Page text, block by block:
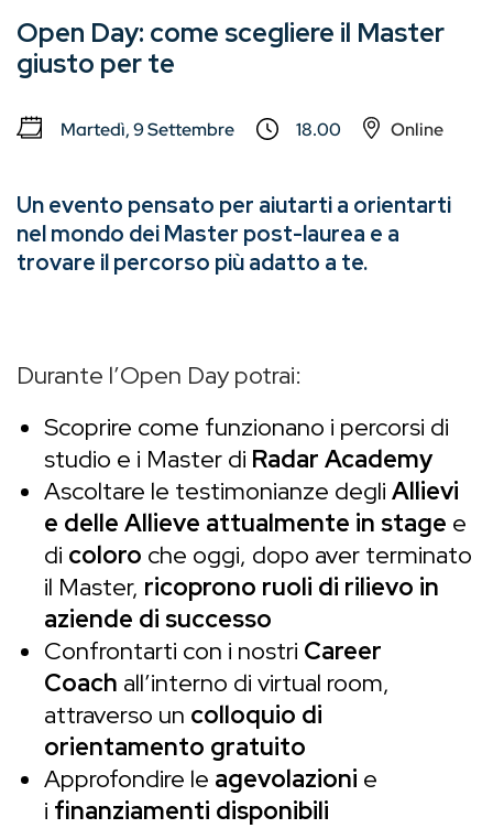
Open Day: come scegliere il Master
giusto per te
Martedì, 9 Settembre 18.00 Online
Un evento pensato per aiutarti a orientarti
nel mondo dei Master post-laurea e a
trovare il percorso più adatto a te.
Durante l’Open Day potrai:
Scoprire come funzionano i percorsi di
studio e i Master di Radar Academy
Ascoltare le testimonianze degli Allievi
e delle Allieve attualmente in stage e
di coloro che oggi, dopo aver terminato
il Master, ricoprono ruoli di rilievo in
aziende di successo
Confrontarti con i nostri Career
Coach all’interno di virtual room,
attraverso un colloquio di
orientamento gratuito
Approfondire le agevolazioni e
i finanziamenti disponibili